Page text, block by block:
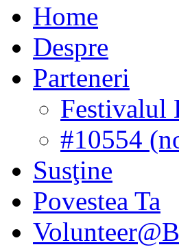
Home
Despre
Parteneri
Festivalul
#10554
Susţine
Povestea Ta